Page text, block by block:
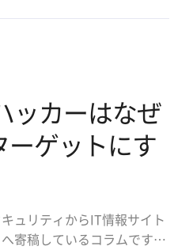
ッカーはなぜ
ーゲットにす
ュリティからIT情報サイト
寄稿しているコラムです。